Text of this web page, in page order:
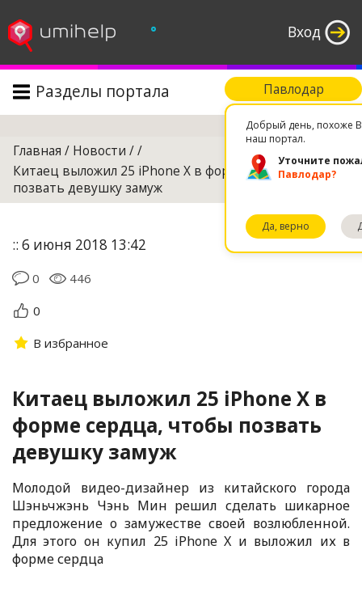
Вход
°
Павлодар
Добрый день, похоже
наш портал.
Уточните
Павлодар?
Да, верно
Разделы портала Поиск
Главная / Новости //
Китаец выложил 25 iPhone X в форме сердца, чтобы
позвать девушку замуж
:: 6 июня 2018 13:42
0
446
0
В избранное
Китаец выложил 25 iPhone X в
форме сердца, чтобы позвать
девушку замуж
Молодой видео-дизайнер из китайского города
Шэньчжэнь Чэнь Мин решил сделать шикарное
предложение о замужестве своей возлюбленной.
Для этого он купил 25 iPhone X и выложил их в
форме сердца